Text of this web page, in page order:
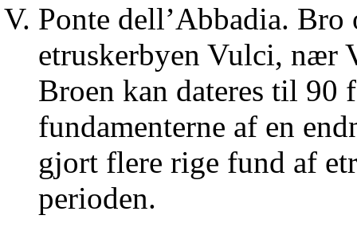
Ponte dell’Abbadia.
etruskerbyen Vulci, nær
Broen kan dateres til 90
fundamenterne af en
gjort flere rige fund af
perioden.